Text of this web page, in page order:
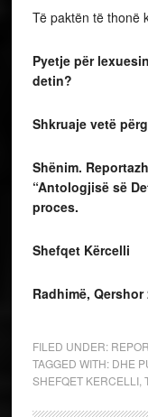
Të paktën të thonë
Pyetje për
detin?
Shkruaje vetë
Shënim.
“Antologjisë së
proces.
Shefqet Kërcelli
Radhimë, Qershor
FILED UNDER:
TAGGED WITH: DHE
SHEFQET KERCELLI,